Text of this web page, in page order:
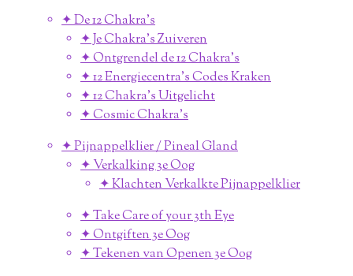
✦ De 12 Chakra's
✦ Je Chakra's Zuiveren
✦ Ontgrendel de 12 Chakra's
✦ 12 Energiecentra's Codes Kraken
✦ 12 Chakra's Uitgelicht
✦ Cosmic Chakra's
✦ Pijnappelklier / Pineal Gland
✦ Verkalking 3e Oog
✦ Klachten Verkalkte Pijnappelklier
✦ Take Care of your 3th Eye
✦ Ontgiften 3e Oog
✦ Tekenen van Openen 3e Oog